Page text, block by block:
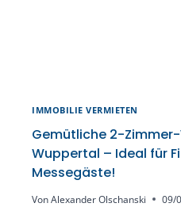
IMMOBILIE VERMIETEN
Gemütliche 2-
Wuppertal – Ideal für
Messegäste!
VonAlexander Olschanski 09/